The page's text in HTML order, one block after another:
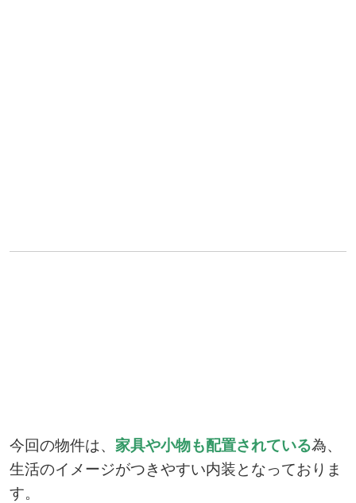
今回の物件は、 家具や小物も配置されている為、
生活のイメージがつきやすい内装となっておりま
す。